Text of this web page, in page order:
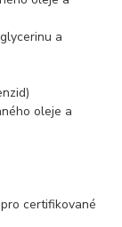
a
oleje a
certifikované